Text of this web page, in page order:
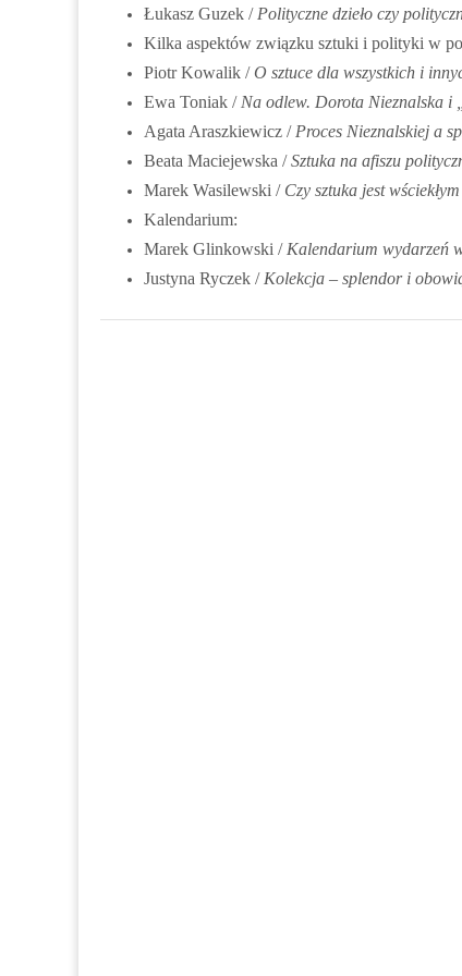
Łukasz Guzek / Polityczne dzieło czy
Kilka aspektów związku sztuki i polityki w
Piotr Kowalik /O sztuce dla wszystkich i
Ewa Toniak / Na odlew. Dorota Nieznalska i
Agata Araszkiewicz / Proces Nieznalskiej a
Beata Maciejewska /Sztuka na afiszu
Marek Wasilewski / Czy sztuka jest
Kalendarium:
Marek Glinkowski / Kalendarium wydarzeń
Justyna Ryczek / Kolekcja – splendor i